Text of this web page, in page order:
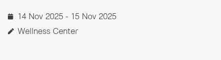
14 Nov 2025 - 15 Nov 2025
Wellness Center